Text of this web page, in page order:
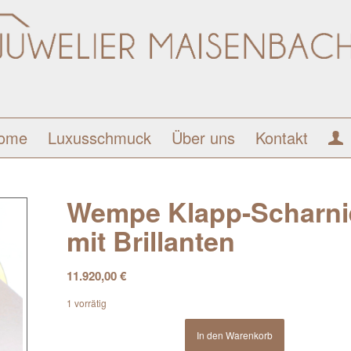
Luxusschmuck Über uns Kontakt
Wempe Klapp-
mit Brillanten
11.920,00€
1 vorrätig
In den Warenkorb